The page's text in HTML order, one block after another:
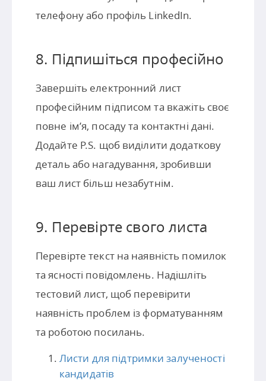
телефону або профіль LinkedIn.
8. Підпишіться професійно
Завершіть електронний лист
професійним підписом та вкажіть своє
повне ім’я, посаду та контактні дані.
Додайте P.S. щоб виділити додаткову
деталь або нагадування, зробивши
ваш лист більш незабутнім.
9. Перевірте свого листа
Перевірте текст на наявність помилок
та ясності повідомлень. Надішліть
тестовий лист, щоб перевірити
наявність проблем із форматуванням
та роботою посилань.
Листи для підтримки залученості
кандидатів